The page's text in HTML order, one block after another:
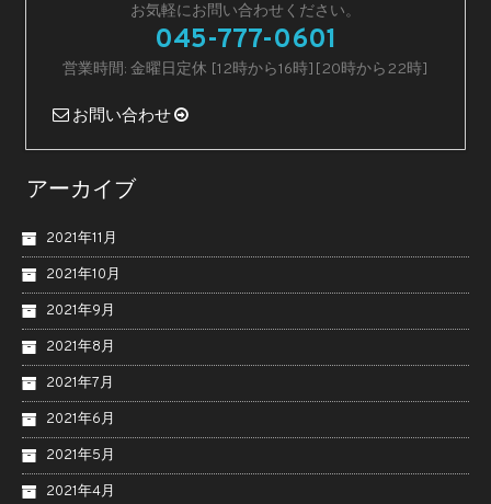
お気軽にお問い合わせください。
045-777-0601
営業時間: 金曜日定休 [12時から16時][20時から22時]
お問い合わせ
アーカイブ
2021年11月
2021年10月
2021年9月
2021年8月
2021年7月
2021年6月
2021年5月
2021年4月